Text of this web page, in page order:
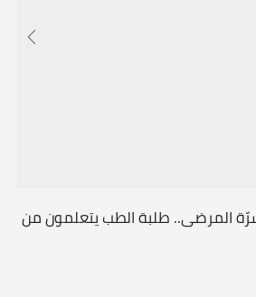
المرضى.. طلبة الطب يتعلمون من